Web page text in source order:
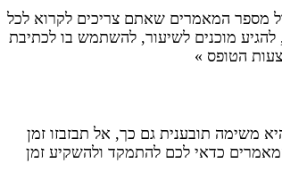
מספר המאמרים שאתם צריכים לקרוא לכל
מוכנים לשיעור, להשתמש בו לכתיבת
הטופס »
תובענית גם כך, אל תבזבזו זמן
כדאי לכם להתמקד ולהשקיע זמן